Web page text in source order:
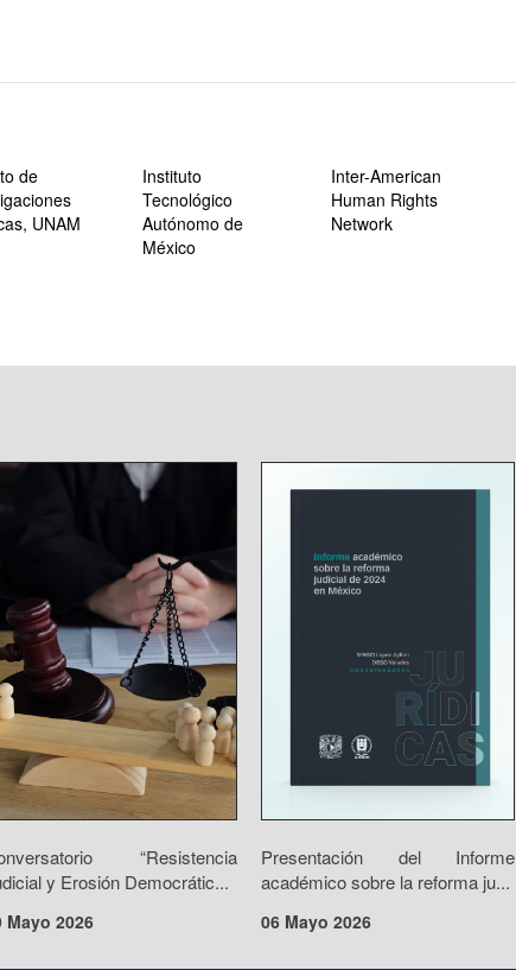
de
UNAM
Instituto
Tecnológico
Autónomo de
México
Inter-American
Human Rights
Network
“Resistencia
y Erosión Democrátic...
Mayo 2026
Presentación del Informe
académico sobre la reforma ju...
06 Mayo 2026